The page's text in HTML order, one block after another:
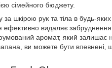
сімейного бюджету.
за шкірою рук та тіла в будь-
видаляє
аромат, який залишає
ви можете бути впевнені,